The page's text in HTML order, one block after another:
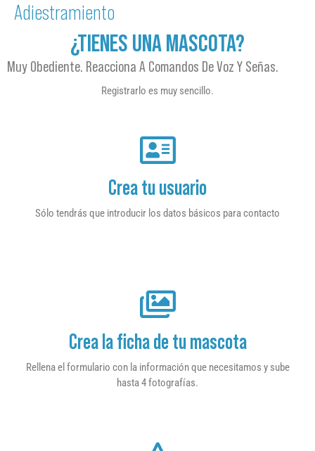
Adiestramiento
¿TIENES UNA MASCOTA?
Muy Obediente. Reacciona A Comandos De Voz Y Señas.
Registrarlo es muy sencillo.
Crea tu usuario
Sólo tendrás que introducir los datos básicos para contacto
Crea la ficha de tu mascota
Rellena el formulario con la información que necesitamos y sube
hasta 4 fotografías.